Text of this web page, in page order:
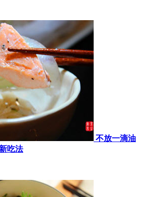
不放一滴油
吃法